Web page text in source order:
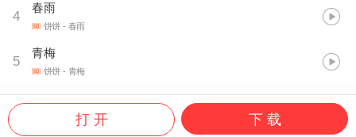
4
春雨
饼饼 - 春雨
5
青梅
饼饼 - 青梅
打 开 下 载